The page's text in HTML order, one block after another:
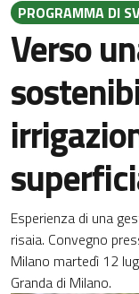
PROGRAMMA DI
Verso
Esperienza di una
risaia. Convegno
Milano martedì 12
Granda di Milano.